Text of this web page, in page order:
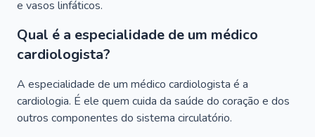
e vasos linfáticos.
Qual é a especialidade de um médico
cardiologista?
A especialidade de um médico cardiologista é a
cardiologia. É ele quem cuida da saúde do coração e dos
outros componentes do sistema circulatório.